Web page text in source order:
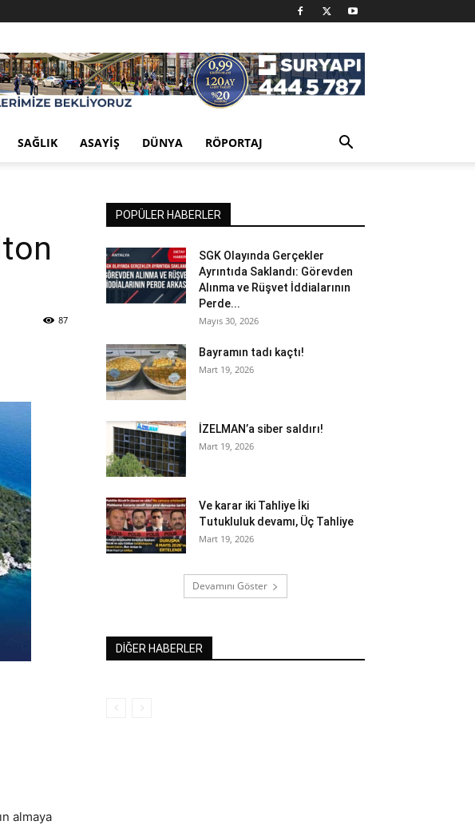
SAĞLIK ASAYIŞ DÜNYA RÖPORTAJ
87
almaya
POPÜLER HABERLER
SGK Olayında Gerçekler
Ayrıntıda Saklandı: Görevden
Alınma ve Rüşvet İddialarının
Perde...
Mayıs 30, 2026
Bayramın tadı kaçtı!
Mart 19, 2026
İZELMAN’a siber saldırı!
Mart 19, 2026
Ve karar iki Tahliye İki
Tutukluluk devamı, Üç Tahliye
Mart 19, 2026
Devamını Göster
DİĞER HABERLER